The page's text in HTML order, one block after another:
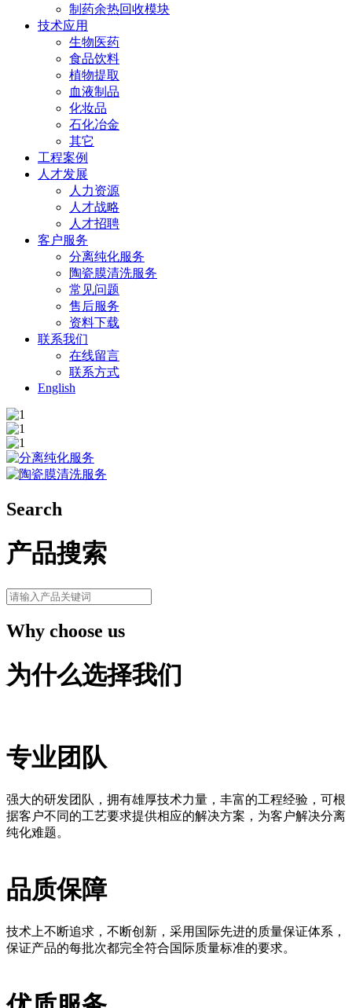
制药余热回收模块
技术应用
生物医药
食品饮料
植物提取
血液制品
化妆品
石化冶金
其它
工程案例
人才发展
人力资源
人才战略
人才招聘
客户服务
分离纯化服务
陶瓷膜清洗服务
常见问题
售后服务
资料下载
联系我们
在线留言
联系方式
English
Search
产品搜索
Why choose us
为什么选择我们
专业团队
强大的研发团队，拥有雄厚技术力量，丰富的工程经验，可根
据客户不同的工艺要求提供相应的解决方案，为客户解决分离
纯化难题。
品质保障
技术上不断追求，不断创新，采用国际先进的质量保证体系，
保证产品的每批次都完全符合国际质量标准的要求。